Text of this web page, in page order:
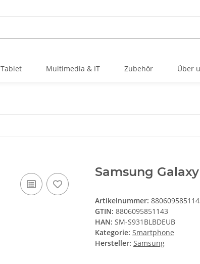
Tablet Multimedia & IT Zubehör Über
Samsung
Artikelnummer:
GTIN: 8806095851143
HAN: SM-S931BLBDEUB
Kategorie: Smartphone
Hersteller: Samsung